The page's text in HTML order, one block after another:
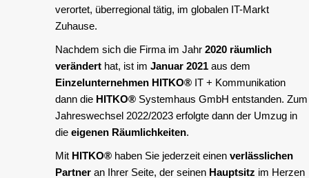
verortet, überregional tätig, im globalen IT-Markt
Zuhause.
Nachdem sich die Firma im Jahr 2020 räumlich
verändert hat, ist im Januar 2021 aus dem
Einzelunternehmen HITKO® IT + Kommunikation
dann die HITKO® Systemhaus GmbH entstanden. Zum
Jahreswechsel 2022/2023 erfolgte dann der Umzug in
die eigenen Räumlichkeiten.
Mit HITKO® haben Sie jederzeit einen verlässlichen
Partner an Ihrer Seite, der seinen Hauptsitz im Herzen